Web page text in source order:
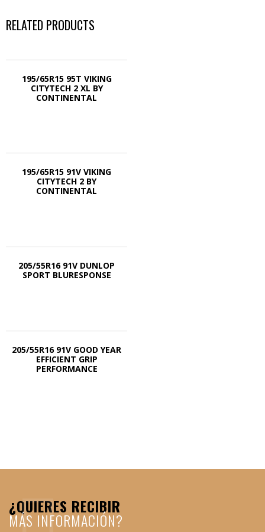
RELATED PRODUCTS
195/65R15 95T VIKING
CITYTECH 2 XL BY
CONTINENTAL
195/65R15 91V VIKING
CITYTECH 2 BY
CONTINENTAL
205/55R16 91V DUNLOP
SPORT BLURESPONSE
205/55R16 91V GOOD YEAR
EFFICIENT GRIP
PERFORMANCE
¿QUIERES RECIBIR
MÁS INFORMACIÓN?